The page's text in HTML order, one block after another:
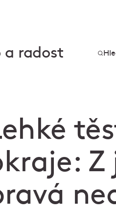
a radost
Z